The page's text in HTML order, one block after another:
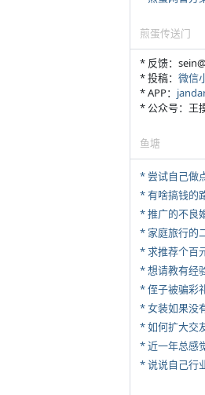
煎蛋传送门
* 反馈：
* 投稿： 微信
* APP：
* 公众号：王
鱼塘
* 尝试自己做
* 推广的不良
* 家庭旅行的
* 求推荐个百
* 侄子被骗彩
* 女装如果没
* 如何扩大交
* 近一年总感
* 说说自己行